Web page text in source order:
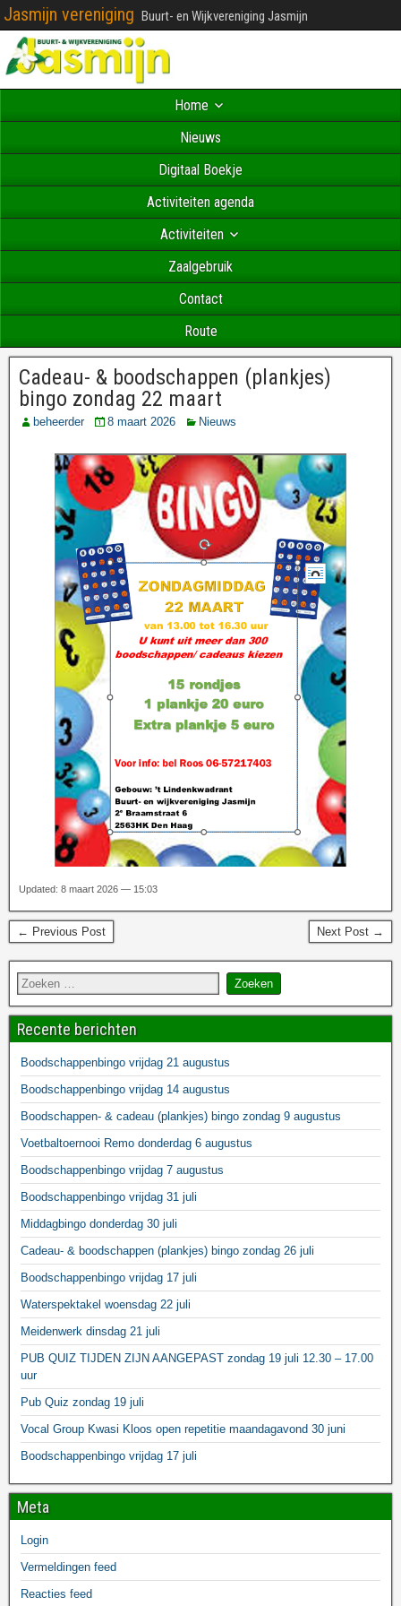
Jasmijn vereniging Buurt- en Wijkvereniging Jasmijn
Home
Nieuws
Digitaal Boekje
Activiteiten agenda
Activiteiten
Zaalgebruik
Contact
Route
Cadeau- & boodschappen (plankjes)
bingo zondag 22 maart
beheerder 8 maart 2026 Nieuws
Updated: 8 maart 2026 — 15:03
← Previous Post Next Post →
Recente berichten
Boodschappenbingo vrijdag 21 augustus
Boodschappenbingo vrijdag 14 augustus
Boodschappen- & cadeau (plankjes) bingo zondag 9 augustus
Voetbaltoernooi Remo donderdag 6 augustus
Boodschappenbingo vrijdag 7 augustus
Boodschappenbingo vrijdag 31 juli
Middagbingo donderdag 30 juli
Cadeau- & boodschappen (plankjes) bingo zondag 26 juli
Boodschappenbingo vrijdag 17 juli
Waterspektakel woensdag 22 juli
Meidenwerk dinsdag 21 juli
PUB QUIZ TIJDEN ZIJN AANGEPAST zondag 19 juli 12.30 – 17.00
uur
Pub Quiz zondag 19 juli
Vocal Group Kwasi Kloos open repetitie maandagavond 30 juni
Boodschappenbingo vrijdag 17 juli
Meta
Login
Vermeldingen feed
Reacties feed